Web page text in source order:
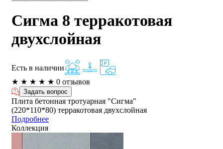
Сигма 8 терракотовая
двухслойная
Есть в наличии
★ ★ ★ ★ ★ 0 отзывов
Задать вопрос
Плита бетонная тротуарная "Сигма"
(220*110*80) терракотовая двухслойная
Подробнее
Коллекция